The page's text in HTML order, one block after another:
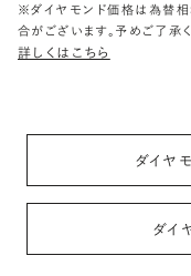
Excellent
米国宝石学会：GIA
VERY GOOD
※ダイヤモンド価格は為替相
合がございます。予めご了承く
詳しくはこちら
ダイヤ
ダイ